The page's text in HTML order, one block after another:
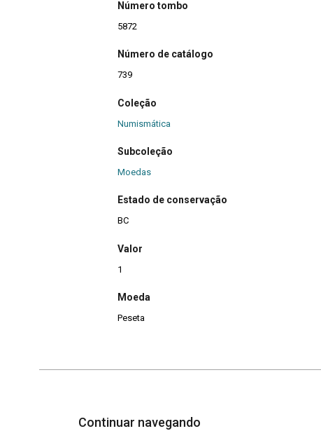
Número tombo
5872
Número de catálogo
739
Coleção
Numismática
Subcoleção
Moedas
Estado de conservação
BC
Valor
1
Moeda
Peseta
Continuar navegando